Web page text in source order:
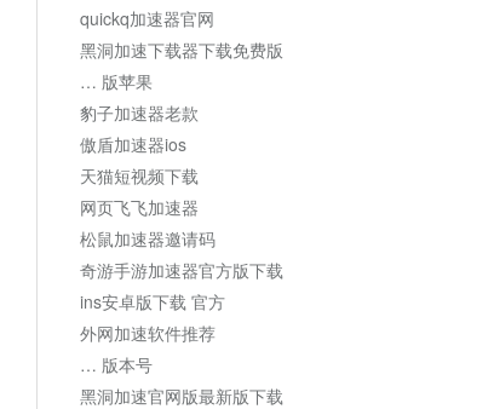
quickq加速器官网
黑洞加速下载器下载免费版
… 版苹果
豹子加速器老款
傲盾加速器ios
天猫短视频下载
网页飞飞加速器
松鼠加速器邀请码
奇游手游加速器官方版下载
ins安卓版下载 官方
外网加速软件推荐
… 版本号
黑洞加速官网版最新版下载